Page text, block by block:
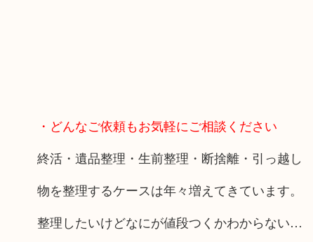
・どんなご依頼もお気軽にご相談ください
終活・遺品整理・生前整理・断捨離・引っ越し
物を整理するケースは年々増えてきています。
整理したいけどなにが値段つくかわからない…